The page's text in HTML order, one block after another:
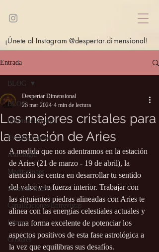
¡Únete al Instagram @despertar.dimensional!
Entrada
BLOG
Información útil
Eventos/Cursos
Astrología
Meditaciones
Sitios de interés
Canalizaciones/Entrevistas
Libros
Cristales
BLOG
Los mejores cristales para
la estación de Aries
Despertar Dimensional
26 mar 2024 4 min de lectura
A medida que nos adentramos en la estación
de Aries (21 de marzo - 19 de abril), la
atención se centra en desarrollar tu sentido
del valor y tu fuerza interior. Trabajar con
las siguientes piedras alineadas con Aries te
alinea con las energías celestiales actuales y
es una forma excelente de potenciar los
aspectos positivos de esta fase astrológica a
la vez que equilibras sus desafíos.